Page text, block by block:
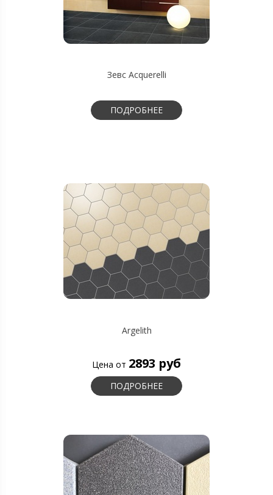
Зевс Acquerelli
ПОДРОБНЕЕ
Argelith
Цена от 2893 руб
ПОДРОБНЕЕ